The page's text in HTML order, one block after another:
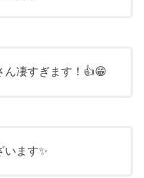
ん凄すぎます！👍😁
います✨